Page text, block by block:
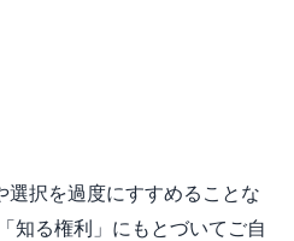
選択を過度にすすめることな
知る権利」にもとづいてご自